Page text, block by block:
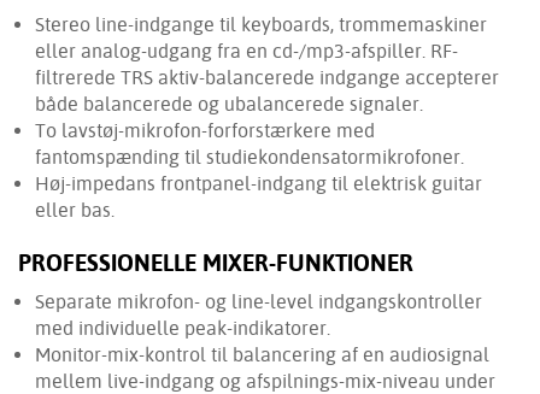
Stereo line-indgange til keyboards, trommemaskiner
eller analog-udgang fra en cd-/mp3-afspiller. RF-
filtrerede TRS aktiv-balancerede indgange accepterer
både balancerede og ubalancerede signaler.
To lavstøj-mikrofon-forforstærkere med
fantomspænding til studiekondensatormikrofoner.
Høj-impedans frontpanel-indgang til elektrisk guitar
eller bas.
PROFESSIONELLE MIXER-FUNKTIONER
Separate mikrofon- og line-level indgangskontroller
med individuelle peak-indikatorer.
Monitor-mix-kontrol til balancering af en audiosignal
mellem live-indgang og afspilnings-mix-niveau under